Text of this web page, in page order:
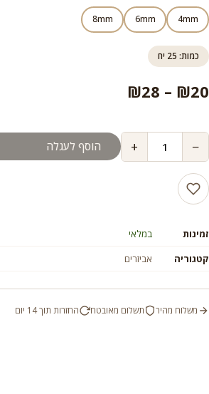
4mm
6mm
8mm
כמות: 25 יח
₪20
–
₪28
−
+ הוסף לעגלה
זמינות
במלאי
קטגוריה
אביזרים
משלוח מהיר תשלום מאובטח החזרות תוך 14 יום